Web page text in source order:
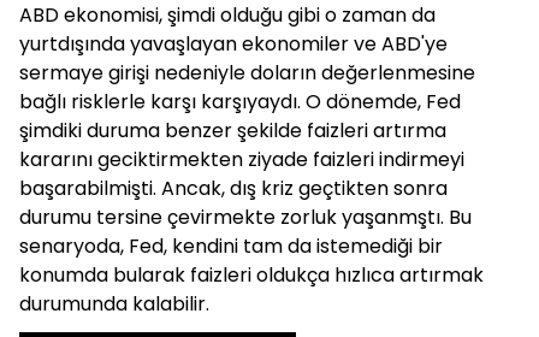
ABD ekonomisi, şimdi olduğu gibi o zaman da
yurtdışında yavaşlayan ekonomiler ve ABD'ye
sermaye girişi nedeniyle doların değerlenmesine
bağlı risklerle karşı karşıyaydı. O dönemde, Fed
şimdiki duruma benzer şekilde faizleri artırma
kararını geciktirmekten ziyade faizleri indirmeyi
başarabilmişti. Ancak, dış kriz geçtikten sonra
durumu tersine çevirmekte zorluk yaşanmştı. Bu
senaryoda, Fed, kendini tam da istemediği bir
konumda bularak faizleri oldukça hızlıca artırmak
durumunda kalabilir.